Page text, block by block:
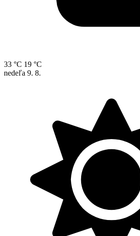
33 °C 19 °C
nedeľa 9. 8.